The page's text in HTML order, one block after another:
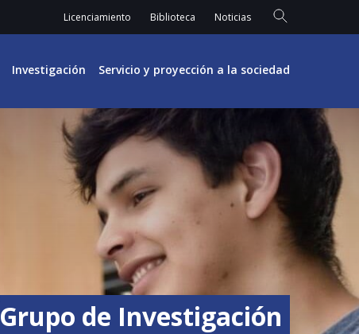
Licenciamiento Biblioteca Noticias
Investigación Servicio y proyección a la sociedad
Grupo de Investigación